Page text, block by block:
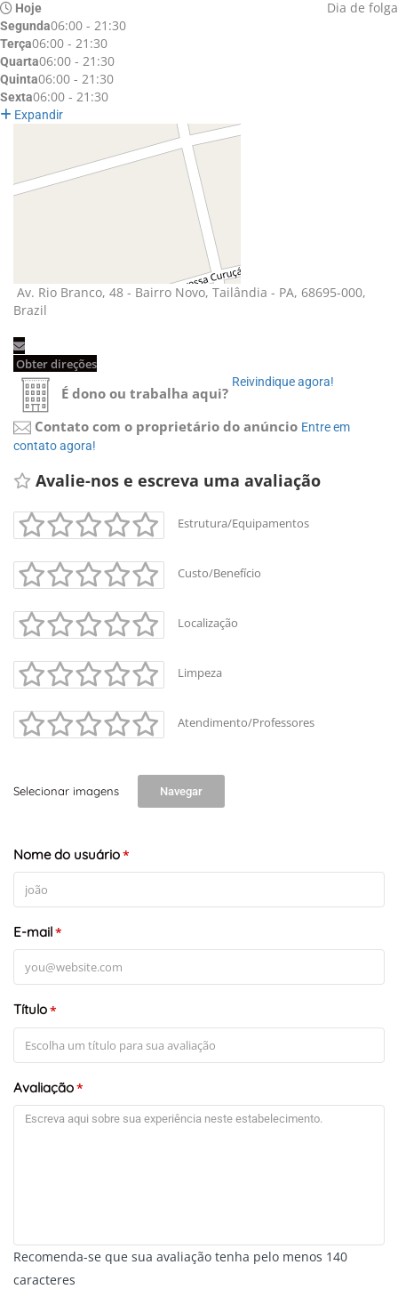
Hoje Dia de folga
Segunda06:00 - 21:30
Terça06:00 - 21:30
Quarta06:00 - 21:30
Quinta06:00 - 21:30
Sexta06:00 - 21:30
Expandir
+-
Leaflet
Av. Rio Branco, 48 - Bairro Novo, Tailândia - PA, 68695-000,
Brazil
Obter direções
É dono ou trabalha aqui?
Reivindique agora!
Contato com o proprietário do anúncio Entre em
contato agora!
Avalie-nos e escreva uma avaliação
Estrutura/Equipamentos
Custo/Benefício
Localização
Limpeza
Atendimento/Professores
Selecionar imagens Navegar
Nome do usuário*
E-mail*
Título*
Avaliação*
Recomenda-se que sua avaliação tenha pelo menos 140
caracteres